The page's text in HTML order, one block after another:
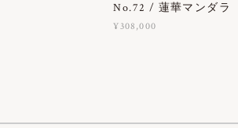
No.72 / 蓮華マンダラ
¥308,000